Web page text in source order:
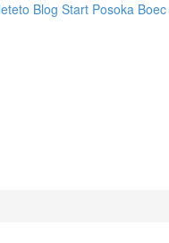
Blog Start Posoka Boec